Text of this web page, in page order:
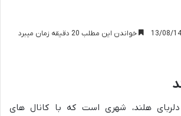
خواندن این مطلب 20 دقیقه زمان میبرد
دلربای هلند، شهری است که با کانال های